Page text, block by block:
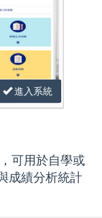
進入系統
可用於自學或
成績分析統計